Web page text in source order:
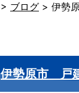
> ブログ > 伊勢
伊勢原市 戸